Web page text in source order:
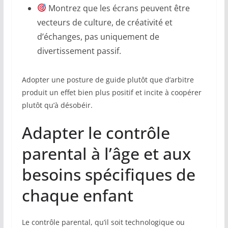
Montrez que les écrans peuvent être
vecteurs de culture, de créativité et
d’échanges, pas uniquement de
divertissement passif.
Adopter une posture de guide plutôt que d’arbitre
produit un effet bien plus positif et incite à coopérer
plutôt qu’à désobéir.
Adapter le contrôle
parental à l’âge et aux
besoins spécifiques de
chaque enfant
Le contrôle parental, qu’il soit technologique ou